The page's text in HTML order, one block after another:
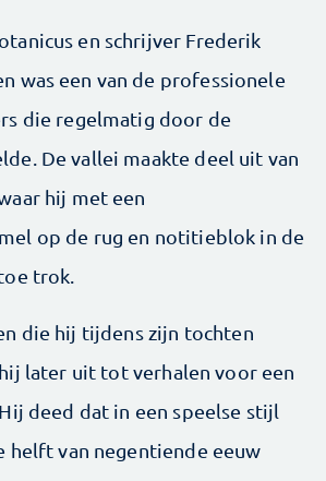
en schrijver Frederik
was een van de professionele
die regelmatig door de
De vallei maakte deel uit van
hij met een
op de rug en notitieblok in de
trok.
die hij tijdens zijn tochten
later uit tot verhalen voor een
deed dat in een speelse stijl
helft van negentiende eeuw